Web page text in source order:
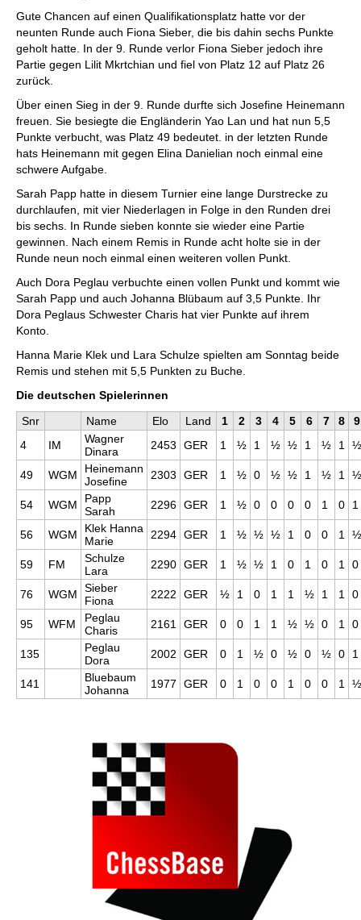
Gute Chancen auf einen Qualifikationsplatz hatte vor der
neunten Runde auch Fiona Sieber, die bis dahin sechs Punkte
geholt hatte. In der 9. Runde verlor Fiona Sieber jedoch ihre
Partie gegen Lilit Mkrtchian und fiel von Platz 12 auf Platz 26
zurück.
Über einen Sieg in der 9. Runde durfte sich Josefine Heinemann
freuen. Sie besiegte die Engländerin Yao Lan und hat nun 5,5
Punkte verbucht, was Platz 49 bedeutet. in der letzten Runde
hats Heinemann mit gegen Elina Danielian noch einmal eine
schwere Aufgabe.
Sarah Papp hatte in diesem Turnier eine lange Durstrecke zu
durchlaufen, mit vier Niederlagen in Folge in den Runden drei
bis sechs. In Runde sieben konnte sie wieder eine Partie
gewinnen. Nach einem Remis in Runde acht holte sie in der
Runde neun noch einmal einen weiteren vollen Punkt.
Auch Dora Peglau verbuchte einen vollen Punkt und kommt wie
Sarah Papp und auch Johanna Blübaum auf 3,5 Punkte. Ihr
Dora Peglaus Schwester Charis hat vier Punkte auf ihrem
Konto.
Hanna Marie Klek und Lara Schulze spielten am Sonntag beide
Remis und stehen mit 5,5 Punkten zu Buche.
Die deutschen Spielerinnen
Snr
Name Elo Land 1 2 3 4 5 6 7 8
9
4
IM
Wagner
Dinara
2453 GER 1 ½ 1 ½ ½ 1 ½ 1 ½
49 WGM
Heinemann
Josefine
2303 GER 1 ½ 0 ½ ½ 1 ½ 1 ½
54 WGM
Papp
Sarah
2296 GER 1 ½ 0 0 0 0 1 0 1
56 WGM
Klek Hanna
Marie
2294 GER 1 ½ ½ ½ 1 0 0 1 ½
59 FM
Schulze
Lara
2290 GER 1 ½ ½ 1 0 1 0 1 0
76 WGM
Sieber
Fiona
2222 GER ½ 1 0 1 1 ½ 1 1 0
95 WFM
Peglau
Charis
2161 GER 0 0 1 1 ½ ½ 0 1 0
135
Peglau
Dora
2002 GER 0 1 ½ 0 ½ 0 ½ 0 1
141
Bluebaum
Johanna
1977 GER 0 1 0 0 1 0 0 1 ½